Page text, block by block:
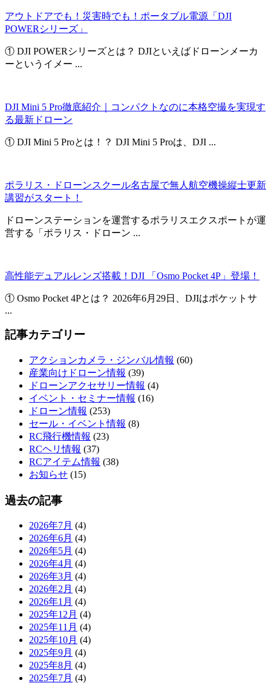
アウトドアでも！災害時でも！ポータブル電源「DJI
POWERシリーズ」
① DJI POWERシリーズとは？ DJIといえばドローンメーカ
ーというイメー ...
DJI Mini 5 Pro徹底紹介｜コンパクトなのに本格空撮を実現す
る最新ドローン
① DJI Mini 5 Proとは！？ DJI Mini 5 Proは、DJI ...
ポラリス・ドローンスクール名古屋で無人航空機操縦士更新
講習がスタート！
ドローンステーションを運営するポラリスエクスポートが運
営する「ポラリス・ドローン ...
高性能デュアルレンズ搭載！DJI 「Osmo Pocket 4P」登場！
① Osmo Pocket 4Pとは？ 2026年6月29日、DJIはポケットサ
...
記事カテゴリー
アクションカメラ・ジンバル情報 (60)
産業向けドローン情報 (39)
ドローンアクセサリー情報 (4)
イベント・セミナー情報 (16)
ドローン情報 (253)
セール・イベント情報 (8)
RC飛行機情報 (23)
RCヘリ情報 (37)
RCアイテム情報 (38)
お知らせ (15)
過去の記事
2026年7月 (4)
2026年6月 (4)
2026年5月 (4)
2026年4月 (4)
2026年3月 (4)
2026年2月 (4)
2026年1月 (4)
2025年12月 (4)
2025年11月 (4)
2025年10月 (4)
2025年9月 (4)
2025年8月 (4)
2025年7月 (4)